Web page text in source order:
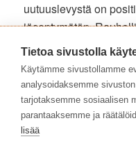
uutuuslevystä on
jäsentymätön.
’Playing For Time’
Newman -
Front-DVD:llä kuultu
kappaleisiin lukeutuu
ohella dramaattisempi
Tietoa sivustolla
Käytämme sivustollamme
analysoidaksemme
tarjotaksemme sosiaalisen
parantaaksemme ja
lisää